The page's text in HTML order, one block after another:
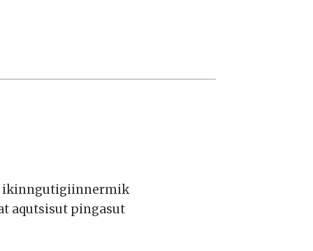
ikinngutigiinnermik
aqutsisut pingasut